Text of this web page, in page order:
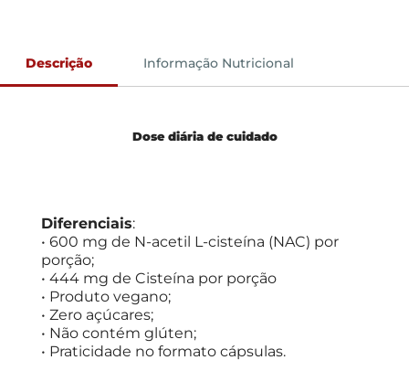
Descrição Informação Nutricional
Dose diária de cuidado
Diferenciais:
• 600 mg de N-acetil L-cisteína (NAC) por
porção;
• 444 mg de Cisteína por porção
• Produto vegano;
• Zero açúcares;
• Não contém glúten;
• Praticidade no formato cápsulas.